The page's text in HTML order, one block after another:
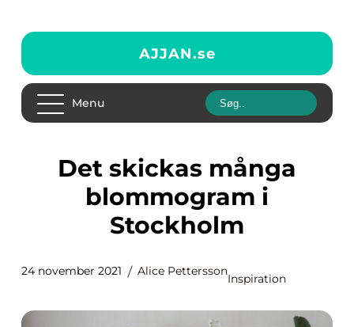
AJJAN.se
Menu
Det skickas många
blommogram i
Stockholm
24 november 2021 Alice Pettersson
Inspiration